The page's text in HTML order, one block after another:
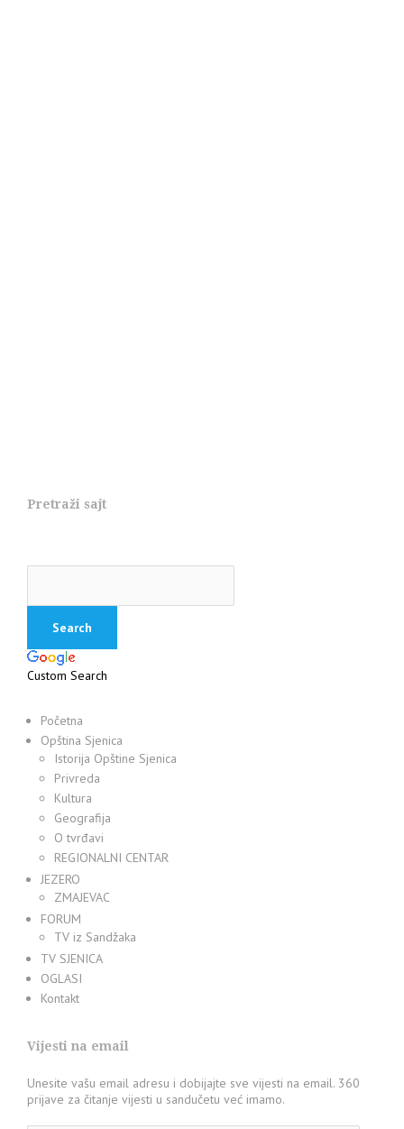
Pretraži sajt
Custom Search
Početna
Opština Sjenica
Istorija Opštine Sjenica
Privreda
Kultura
Geografija
O tvrđavi
REGIONALNI CENTAR
JEZERO
ZMAJEVAC
FORUM
TV iz Sandžaka
TV SJENICA
OGLASI
Kontakt
Vijesti na email
Unesite vašu email adresu i dobijajte sve vijesti na email. 360
prijave za čitanje vijesti u sandučetu već imamo.